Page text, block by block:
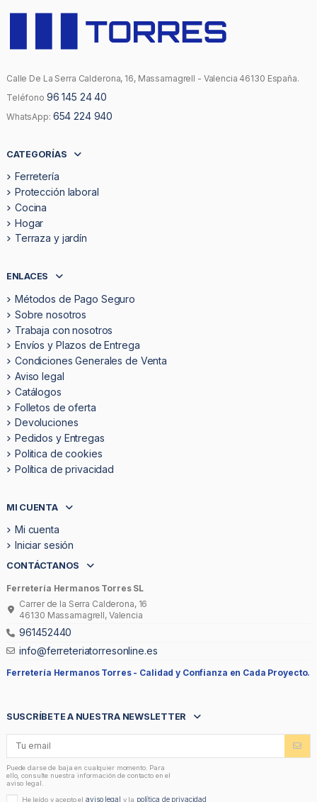
Calle De La Serra Calderona, 16, Massamagrell - Valencia 46130 España.
Teléfono 96 145 24 40
WhatsApp: 654 224 940
CATEGORÍAS
Ferretería
Protección laboral
Cocina
Hogar
Terraza y jardín
ENLACES
Métodos de Pago Seguro
Sobre nosotros
Trabaja con nosotros
Envíos y Plazos de Entrega
Condiciones Generales de Venta
Aviso legal
Catálogos
Folletos de oferta
Devoluciones
Pedidos y Entregas
Politica de cookies
Política de privacidad
MI CUENTA
Mi cuenta
Iniciar sesión
CONTÁCTANOS
Ferretería Hermanos Torres SL
Carrer de la Serra Calderona, 16
46130 Massamagrell, Valencia
961452440
info@ferreteriatorresonline.es
Ferretería Hermanos Torres - Calidad y Confianza en Cada Proyecto.
SUSCRÍBETE A NUESTRA NEWSLETTER
Puede darse de baja en cualquier momento. Para
ello, consulte nuestra información de contacto en el
aviso legal.
He leído y acepto elaviso legal y la política de privacidad